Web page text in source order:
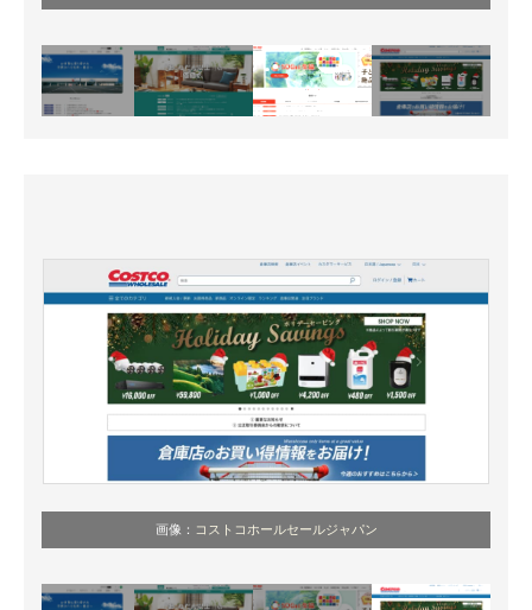
画像： コストコホールセールジャパン